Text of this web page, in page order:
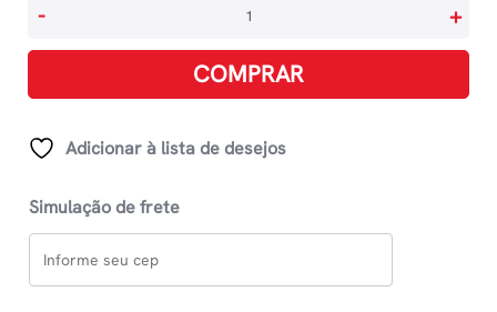
Balas
Mágicas
- +
COMPRAR
Adicionar à lista de desejos
Simulação de frete